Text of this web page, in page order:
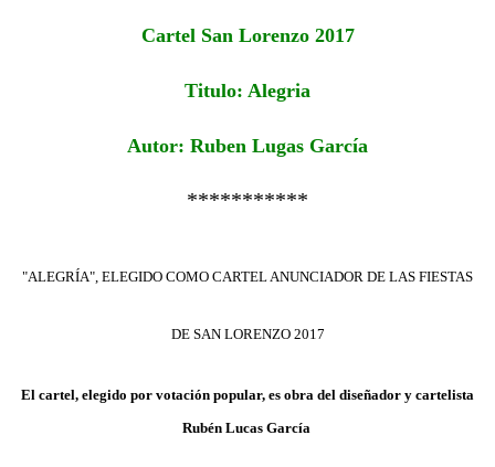
Cartel San Lorenzo 2017
Titulo: Alegria
Autor: Ruben Lugas García
***********
"ALEGRÍA", ELEGIDO COMO CARTEL ANUNCIADOR DE LAS FIESTAS
DE SAN LORENZO 2017
El cartel, elegido por votación popular, es obra del diseñador y cartelista
Rubén Lucas García